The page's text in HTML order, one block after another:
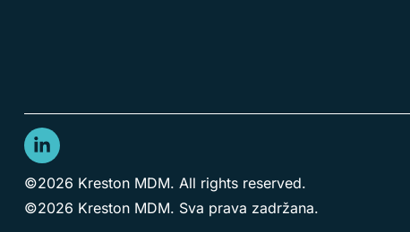
©2026 Kreston MDM. All rights reserved.
©2026 Kreston MDM. Sva prava zadržana.